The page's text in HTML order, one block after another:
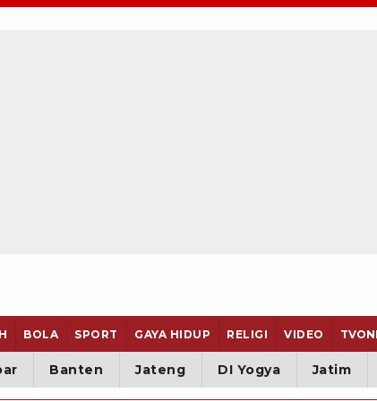
BOLA SPORT GAYA HIDUP RELIGI VIDEO
Banten Jateng DI Yogya Jatim